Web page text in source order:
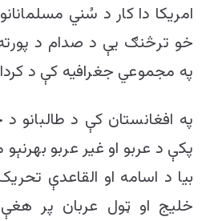
امریکا دا کار د سُني
خو ترڅنګ یې د صدام د پورته
په مجموعي جغرافیه کې د
په افغانستان کې د طالبانو
پکې د عربو او غیر عربو
بیا د اسامه او القاعدې
خلیج او ټول عربان پر